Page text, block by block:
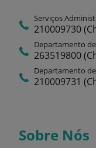
Serviços
210009730
Departamento
263519800
Departamento
210009731
Sobre Nós